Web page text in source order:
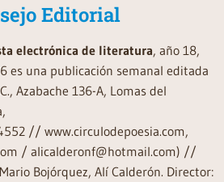
Editorial
electrónica de literatura, año 18,
es una publicación semanal editada
Azabache 136-A, Lomas del
// www.circulodepoesia.com,
/ alicalderonf@hotmail.com) //
Bojórquez, Alí Calderón. Director: